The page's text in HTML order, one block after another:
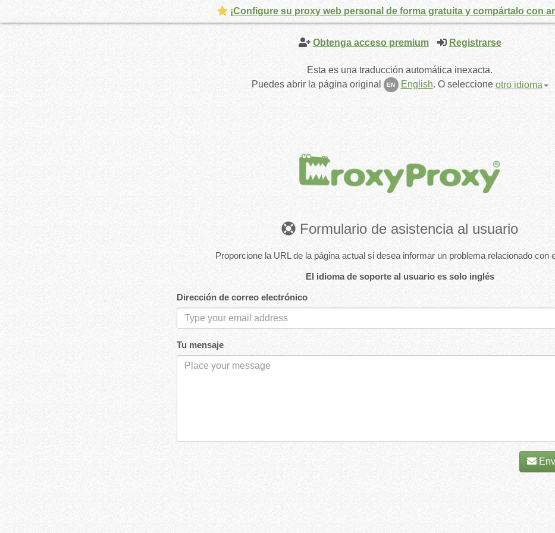
Obtenga acceso premium Registrarse
Esta es una traducción automática inexacta.
Puedes abrir la página original
EN English. O seleccione otro idioma
Formulario de asistencia al usuario
Proporcione la URL de la página actual si desea informar un problema relacionado con
El idioma de soporte al usuario es solo inglés
Dirección de correo electrónico
Tu mensaje
¡Configure su proxy web personal de forma gratuita y compártalo con